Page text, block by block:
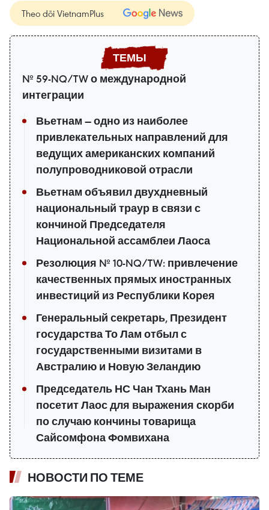
Theo dõi VietnamPlus
№ 59-NQ/TW о международной
интеграции
Вьетнам — одно из наиболее
привлекательных направлений для
ведущих американских компаний
полупроводниковой отрасли
Вьетнам объявил двухдневный
национальный траур в связи с
кончиной Председателя
Национальной ассамблеи Лаоса
Резолюция № 10-NQ/TW: привлечение
качественных прямых иностранных
инвестиций из Республики Корея
Генеральный секретарь, Президент
государства То Лам отбыл с
государственными визитами в
Австралию и Новую Зеландию
Председатель НС Чан Тхань Ман
посетит Лаос для выражения скорби
по случаю кончины товарища
Сайсомфона Фомвихана
НОВОСТИ ПО ТЕМЕ